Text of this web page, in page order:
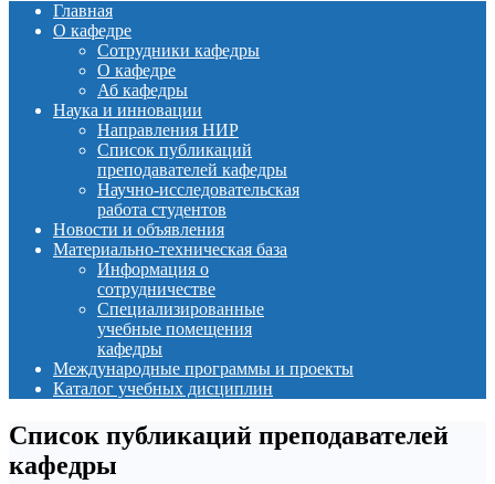
Главная
О кафедре
Сотрудники кафедры
О кафедре
Аб кафедры
Наука и инновации
Направления НИР
Список публикаций
преподавателей кафедры
Научно-исследовательская
работа студентов
Новости и объявления
Материально-техническая база
Информация о
сотрудничестве
Специализированные
учебные помещения
кафедры
Международные программы и проекты
Каталог учебных дисциплин
Список публикаций преподавателей
кафедры